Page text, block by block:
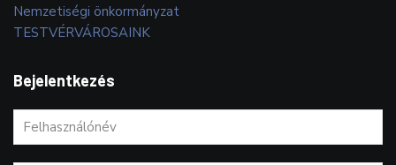
Nemzetiségi önkormányzat
TESTVÉRVÁROSAINK
Bejelentkezés